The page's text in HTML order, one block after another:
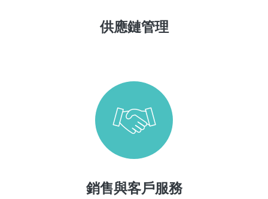
供應鏈管理
銷售與客戶服務